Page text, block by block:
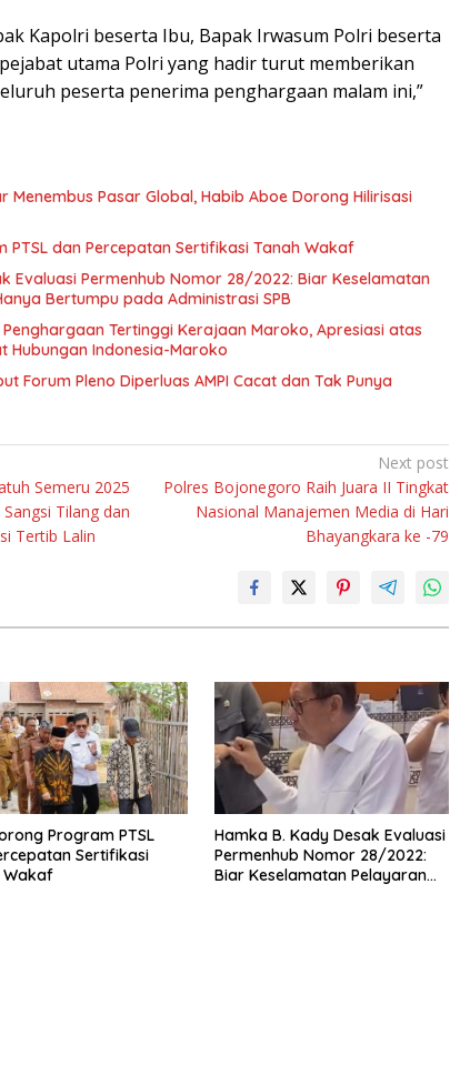
Kapolri beserta Ibu, Bapak Irwasum Polri beserta
utama Polri yang hadir turut memberikan
peserta penerima penghargaan malam ini,”
Menembus Pasar Global, Habib Aboe Dorong Hilirisasi
PTSL dan Percepatan Sertifikasi Tanah Wakaf
Evaluasi Permenhub Nomor 28/2022: Biar Keselamatan
Bertumpu pada Administrasi SPB
Tertinggi Kerajaan Maroko, Apresiasi atas
Hubungan Indonesia-Maroko
Forum Pleno Diperluas AMPI Cacat dan Tak Punya
Semeru 2025
Tilang dan
Tertib Lalin
Next post
Polres Bojonegoro Raih Juara II Tingkat
Nasional Manajemen Media di Hari
Bhayangkara ke -79
Program PTSL
Sertifikasi
Wakaf
Hamka B. Kady Desak Evaluasi
Permenhub Nomor 28/2022:
Biar Keselamatan Pelayaran